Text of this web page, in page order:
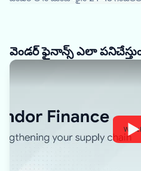
వెండర్ ఫైనాన్స్ ఎలా